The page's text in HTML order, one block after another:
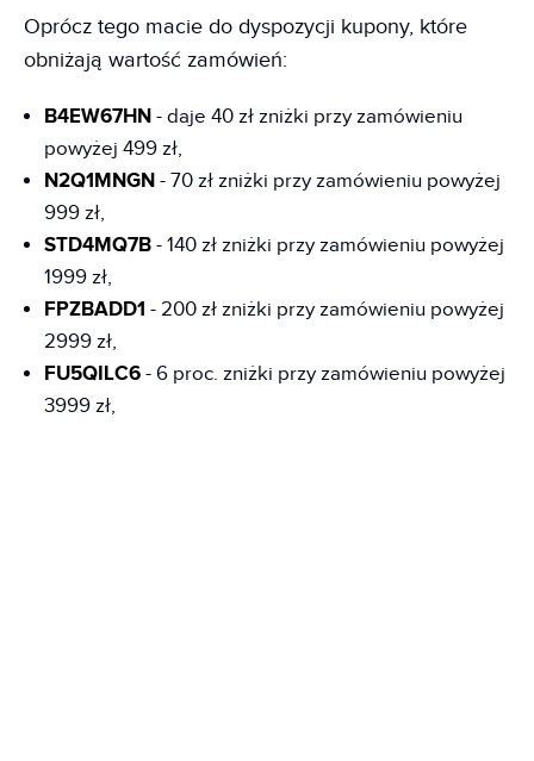
Oprócz tego macie do dyspozycji kupony, które
obniżają wartość zamówień:
B4EW67HN - daje 40 zł zniżki przy zamówieniu
powyżej 499 zł,
N2Q1MNGN - 70 zł zniżki przy zamówieniu powyżej
999 zł,
STD4MQ7B - 140 zł zniżki przy zamówieniu powyżej
1999 zł,
FPZBADD1 - 200 zł zniżki przy zamówieniu powyżej
2999 zł,
FU5QILC6 - 6 proc. zniżki przy zamówieniu powyżej
3999 zł,